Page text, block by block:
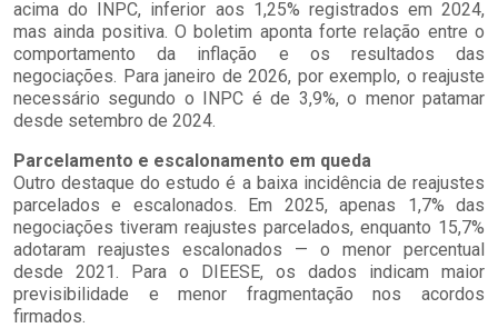
acima do INPC, inferior aos 1,25% registrados em 2024,
mas ainda positiva. O boletim aponta forte relação entre o
comportamento da inflação e os resultados das
negociações. Para janeiro de 2026, por exemplo, o reajuste
necessário segundo o INPC é de 3,9%, o menor patamar
desde setembro de 2024.
Parcelamento e escalonamento em queda
Outro destaque do estudo é a baixa incidência de reajustes
parcelados e escalonados. Em 2025, apenas 1,7% das
negociações tiveram reajustes parcelados, enquanto 15,7%
adotaram reajustes escalonados — o menor percentual
desde 2021. Para o DIEESE, os dados indicam maior
previsibilidade e menor fragmentação nos acordos
firmados.